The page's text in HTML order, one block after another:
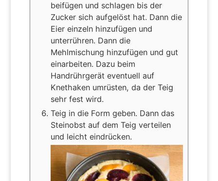
beifügen und schlagen bis der
Zucker sich aufgelöst hat. Dann die
Eier einzeln hinzufügen und
unterrühren. Dann die
Mehlmischung hinzufügen und gut
einarbeiten. Dazu beim
Handrührgerät eventuell auf
Knethaken umrüsten, da der Teig
sehr fest wird.
Teig in die Form geben. Dann das
Steinobst auf dem Teig verteilen
und leicht eindrücken.